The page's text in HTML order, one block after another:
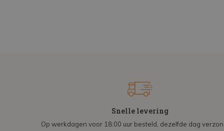
Snelle levering
Op werkdagen voor 18:00 uur besteld, dezelfde dag